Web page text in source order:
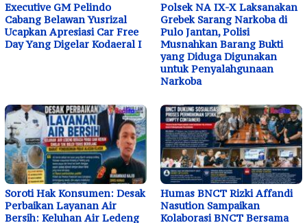
Executive GM Pelindo
Cabang Belawan Yusrizal
Ucapkan Apresiasi Car Free
Day Yang Digelar Kodaeral I
Polsek NA IX-X Laksanakan
Grebek Sarang Narkoba di
Pulo Jantan, Polisi
Musnahkan Barang Bukti
yang Diduga Digunakan
untuk Penyalahgunaan
Narkoba
Soroti Hak Konsumen: Desak
Perbaikan Layanan Air
Bersih: Keluhan Air Ledeng
Humas BNCT Rizki Affandi
Nasution Sampaikan
Kolaborasi BNCT Bersama